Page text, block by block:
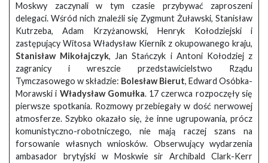
Moskwy zaczynali w tym czasie przybywać zaproszeni
delegaci. Wśród nich znaleźli się Zygmunt Żuławski, Stanisław
Kutrzeba, Adam Krzyżanowski, Henryk Kołodziejski i
zastępujący Witosa Władysław Kiernik z okupowanego kraju,
Stanisław Mikołajczyk, Jan Stańczyk i Antoni Kołodziej z
zagranicy i wreszcie przedstawicielstwo Rządu
Tymczasowego w składzie: Bolesław Bierut, Edward Osóbka-
Morawski i Władysław Gomułka. 17 czerwca rozpoczęły się
pierwsze spotkania. Rozmowy przebiegały w dość nerwowej
atmosferze. Szybko okazało się, że inne ugrupowania, prócz
komunistyczno-robotniczego, nie mają raczej szans na
forsowanie własnych wniosków. Obserwujący wydarzenia
ambasador brytyjski w Moskwie sir Archibald Clark-Kerr